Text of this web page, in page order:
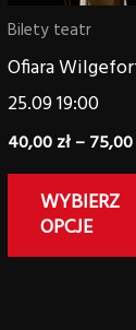
Opcje
można
wybrać
produktu
Bilety teatr
Ofiara
25.09 19:00
40,00zł – 75,00
WYBIERZ
OPCJE